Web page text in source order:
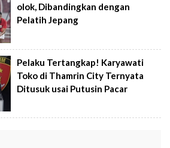
olok, Dibandingkan dengan
Pelatih Jepang
Pelaku Tertangkap! Karyawati
Toko di Thamrin City Ternyata
Ditusuk usai Putusin Pacar